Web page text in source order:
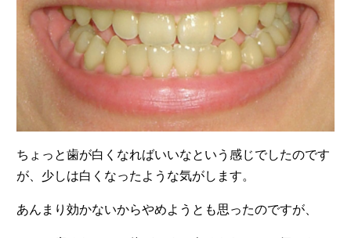
ちょっと歯が白くなればいいなという感じでしたのです
が、少しは白くなったような気がします。
あんまり効かないからやめようとも思ったのですが、